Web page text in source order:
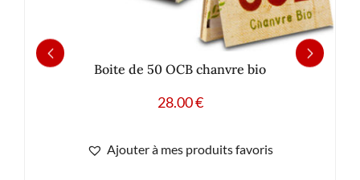
Boite de 50 OCB chanvre bio
28.00€
Ajouter à mes produits favoris